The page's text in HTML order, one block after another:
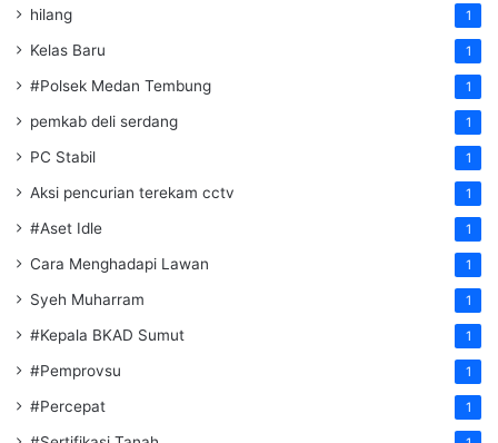
hilang 1
Kelas Baru 1
#Polsek Medan Tembung 1
pemkab deli serdang 1
PC Stabil 1
Aksi pencurian terekam cctv 1
#Aset Idle 1
Cara Menghadapi Lawan 1
Syeh Muharram 1
#Kepala BKAD Sumut 1
#Pemprovsu 1
#Percepat 1